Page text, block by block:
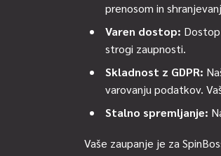
prenosom in
Varen dostop:
strogi zaupnosti.
Skladnost z GDPR:
varovanju podatkov.
Stalno spremljanje:
Vaše zaupanje je za